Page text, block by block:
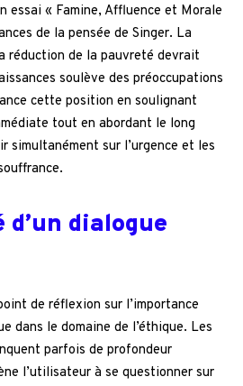
essai « Famine, Affluence et Morale
de la pensée de Singer. La
réduction de la pauvreté devrait
soulève des préoccupations
cette position en soulignant
tout en abordant le long
simultanément sur l’urgence et les
dialogue
de réflexion sur l’importance
dans le domaine de l’éthique. Les
parfois de profondeur
l’utilisateur à se questionner sur